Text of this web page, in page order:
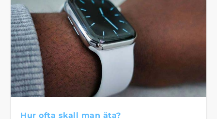
Hur ofta skall man äta?